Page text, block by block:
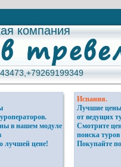
компания
компания
в нашем модуле
лучшей цене!
Испания.
Лучшие цены
от ведущих
Смотрите
поиска туров
Покупайте